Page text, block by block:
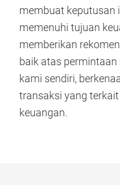
membuat keputusan
memenuhi tujuan
memberikan
baik atas
kami sendiri,
transaksi yang
keuangan.